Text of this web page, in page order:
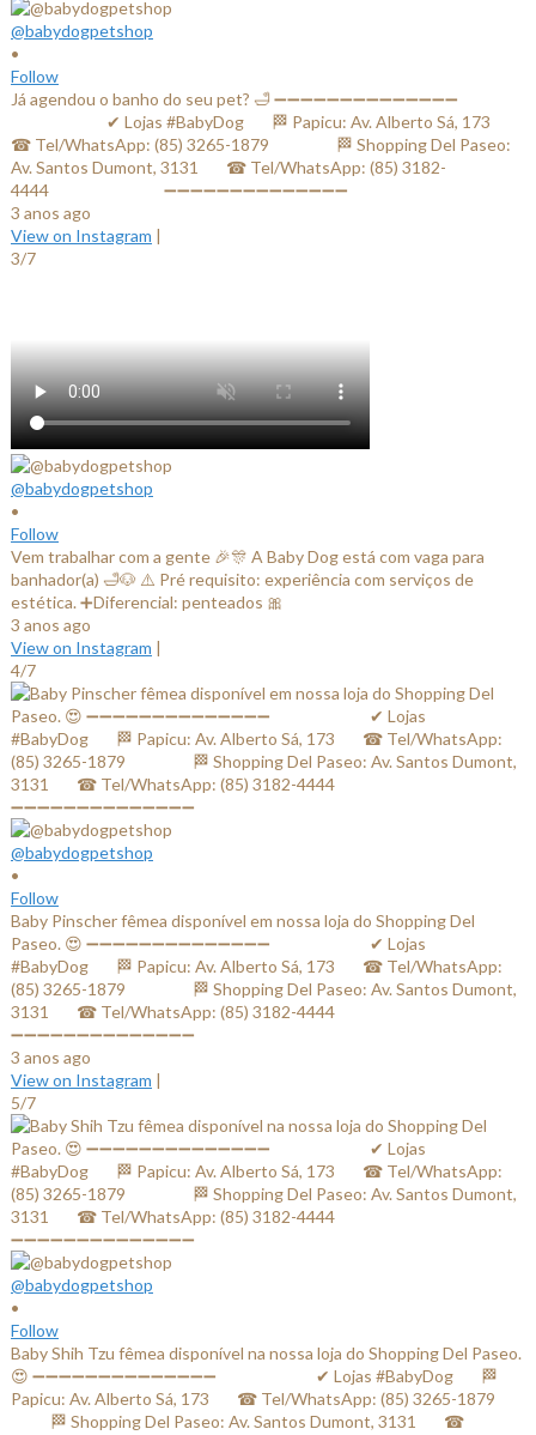
@babydogpetshop
•
Follow
Já agendou o banho do seu pet? 🛁 ➖➖➖➖➖➖➖➖➖➖➖➖➖➖
⠀⠀⠀⠀⠀⠀⠀⠀✔ Lojas #BabyDog⠀⠀ 🏁 Papicu: Av. Alberto Sá, 173⠀⠀
☎ Tel/WhatsApp: (85) 3265-1879⠀⠀ ⠀⠀⠀ 🏁 Shopping Del Paseo:
Av. Santos Dumont, 3131⠀⠀ ☎ Tel/WhatsApp: (85) 3182-
4444⠀⠀⠀⠀ ⠀⠀⠀⠀⠀ ➖➖➖➖➖➖➖➖➖➖➖➖➖➖
3 anos ago
View on Instagram |
3/7
@babydogpetshop
•
Follow
Vem trabalhar com a gente 🎉🎊 A Baby Dog está com vaga para
banhador(a) 🛁🐶 ⚠️ Pré requisito: experiência com serviços de
estética. ➕Diferencial: penteados 🎀
3 anos ago
View on Instagram |
4/7
@babydogpetshop
•
Follow
Baby Pinscher fêmea disponível em nossa loja do Shopping Del
Paseo. 😍 ➖➖➖➖➖➖➖➖➖➖➖➖➖➖ ⠀⠀⠀⠀⠀⠀⠀⠀✔ Lojas
#BabyDog⠀⠀ 🏁 Papicu: Av. Alberto Sá, 173⠀⠀ ☎ Tel/WhatsApp:
(85) 3265-1879⠀⠀ ⠀⠀⠀ 🏁 Shopping Del Paseo: Av. Santos Dumont,
3131⠀⠀ ☎ Tel/WhatsApp: (85) 3182-4444⠀⠀⠀⠀ ⠀⠀⠀⠀⠀
➖➖➖➖➖➖➖➖➖➖➖➖➖➖
3 anos ago
View on Instagram |
5/7
@babydogpetshop
•
Follow
Baby Shih Tzu fêmea disponível na nossa loja do Shopping Del Paseo.
😍 ➖➖➖➖➖➖➖➖➖➖➖➖➖➖ ⠀⠀⠀⠀⠀⠀⠀⠀✔ Lojas #BabyDog⠀⠀ 🏁
Papicu: Av. Alberto Sá, 173⠀⠀ ☎ Tel/WhatsApp: (85) 3265-1879⠀⠀
⠀⠀⠀ 🏁 Shopping Del Paseo: Av. Santos Dumont, 3131⠀⠀ ☎